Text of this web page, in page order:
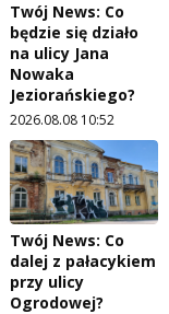
Twój News: Co
będzie się działo
na ulicy Jana
Nowaka
Jeziorańskiego?
2026.08.08 10:52
Twój News: Co
dalej z pałacykiem
przy ulicy
Ogrodowej?